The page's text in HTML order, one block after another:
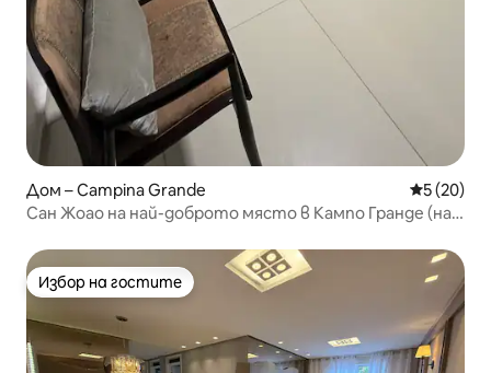
Дом – Campina Grande Средна
5 (20)
Сан Жоао на най-доброто място в Кампо Гранде (на
Избор на гостите
Избор на гостите